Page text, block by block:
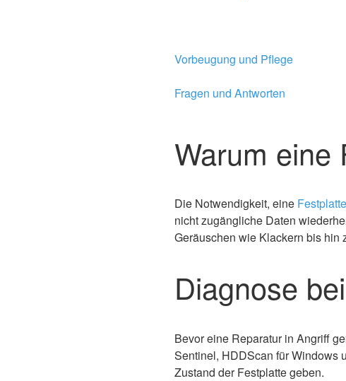
Vorbeugung und Pflege
Fragen und Antworten
Warum eine
Die Notwendigkeit, eine
nicht zugängliche Daten
Geräuschen wie Klackern bis hin
Diagnose
Bevor eine Reparatur in Angriff
Sentinel, HDDScan für Windows
Zustand der Festplatte geben.